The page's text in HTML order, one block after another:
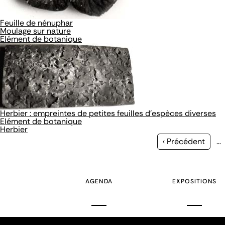
Feuille de nénuphar
Moulage sur nature
Elément de botanique
Herbier : empreintes de petites feuilles d'espèces diverses
Elément de botanique
Herbier
Page
‹ Précédent …
AGENDA EXPOSITIONS